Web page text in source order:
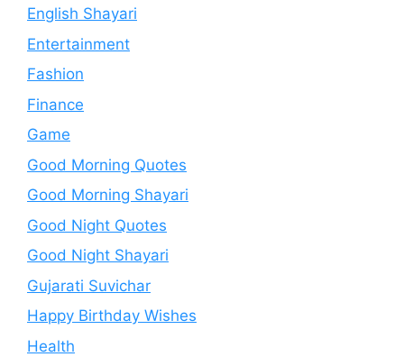
English Shayari
Entertainment
Fashion
Finance
Game
Good Morning Quotes
Good Morning Shayari
Good Night Quotes
Good Night Shayari
Gujarati Suvichar
Happy Birthday Wishes
Health